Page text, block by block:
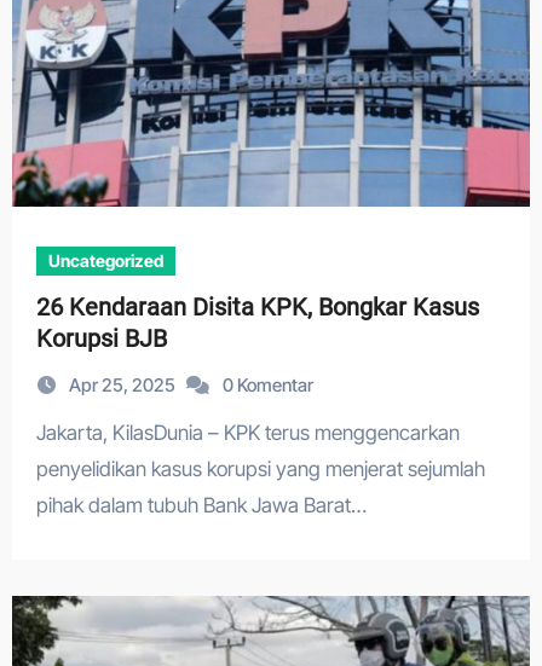
Uncategorized
26 Kendaraan Disita KPK, Bongkar Kasus
Korupsi BJB
Apr 25, 2025 0 Komentar
Jakarta, KilasDunia – KPK terus menggencarkan
penyelidikan kasus korupsi yang menjerat sejumlah
pihak dalam tubuh Bank Jawa Barat…